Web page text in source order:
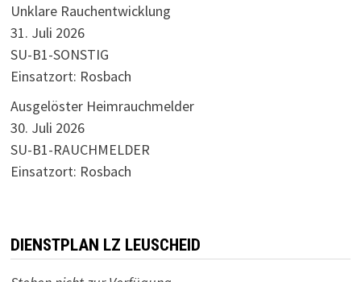
Unklare Rauchentwicklung
31. Juli 2026
SU-B1-SONSTIG
Einsatzort: Rosbach
Ausgelöster Heimrauchmelder
30. Juli 2026
SU-B1-RAUCHMELDER
Einsatzort: Rosbach
DIENSTPLAN LZ LEUSCHEID